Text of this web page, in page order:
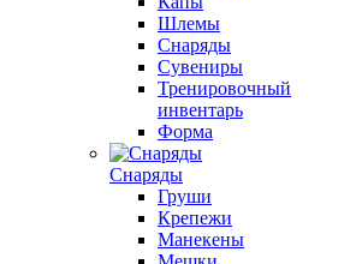
Шлемы
Снаряды
Сувениры
Тренировочный
инвентарь
Форма
Снаряды
Груши
Крепежи
Манекены